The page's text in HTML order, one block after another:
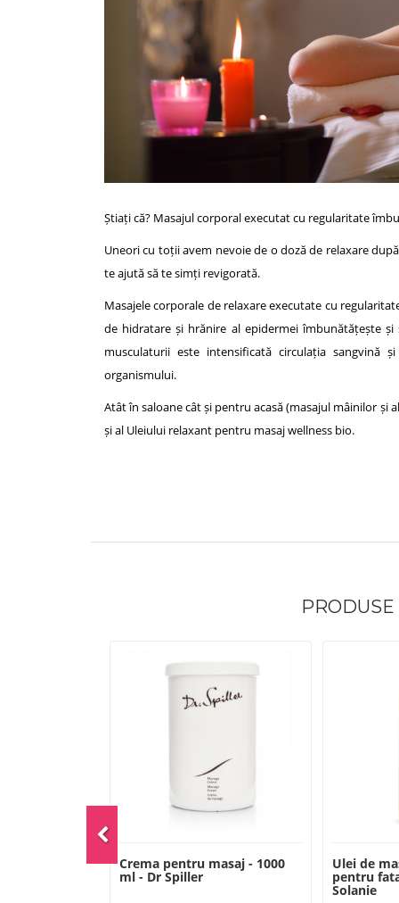
Știați că? Masajul corporal executat cu regularitate
Uneori cu toții avem nevoie de o doză de relaxare
te ajută să te simți revigorată.
Masajele corporale de relaxare executate cu
de hidratare și hrănire al epidermei îmbunătățește
musculaturii este intensificată circulația sangvină
organismului.
Atât în saloane cât și pentru acasă (masajul mâinilor și
și al Uleiului relaxant pentru masaj wellness bio.
Crema pentru masaj - 1000
ml - Dr Spiller
Ulei de
pentru
Solanie